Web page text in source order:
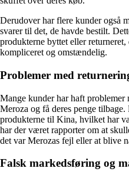
Derudover har flere kunder også
svarer til det, de havde bestilt.
produkterne byttet eller
kompliceret og omstændelig.
Problemer med
Mange kunder har haft problemer
Meroza og få deres penge
produkterne til Kina, hvilket har
har der været rapporter om at
det var Merozas fejl eller at blive
Falsk markedsføring og